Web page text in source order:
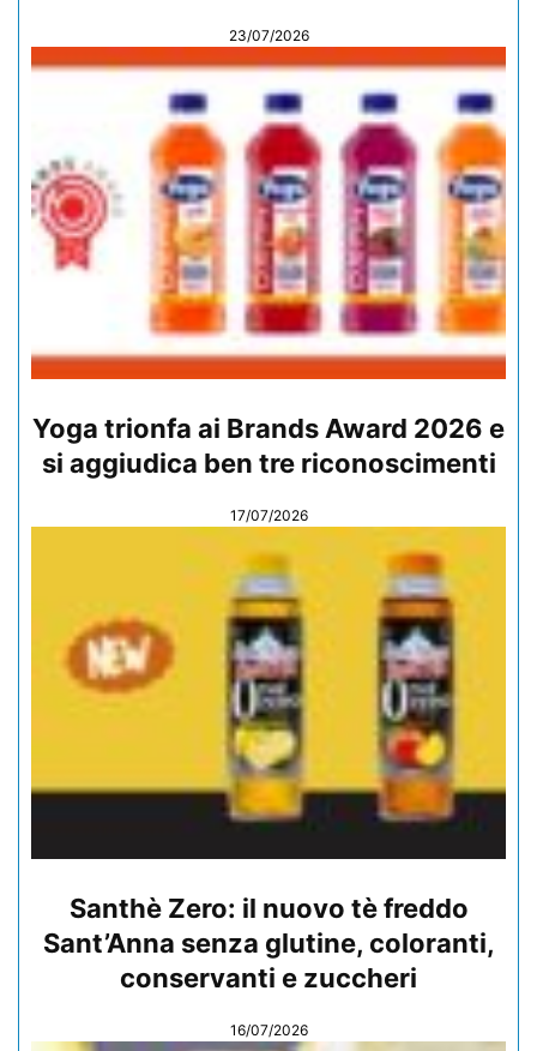
23/07/2026
Yoga trionfa ai Brands Award 2026 e
si aggiudica ben tre riconoscimenti
17/07/2026
Santhè Zero: il nuovo tè freddo
Sant’Anna senza glutine, coloranti,
conservanti e zuccheri
16/07/2026